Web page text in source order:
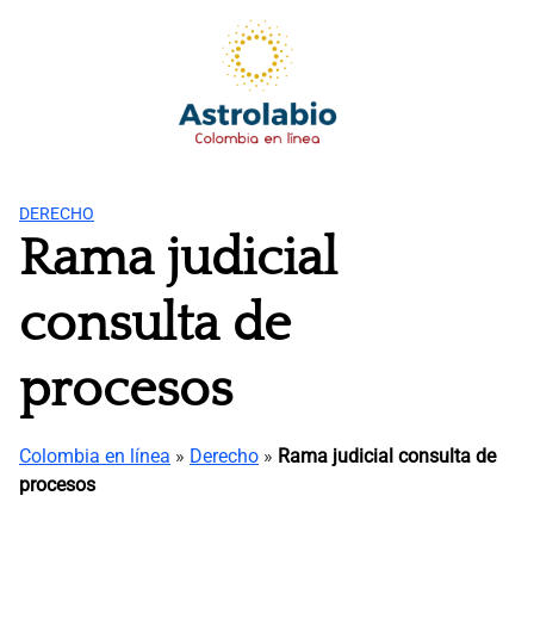
DERECHO
Rama judicial
consulta de
procesos
Colombia en línea » Derecho » Rama judicial consulta de
procesos